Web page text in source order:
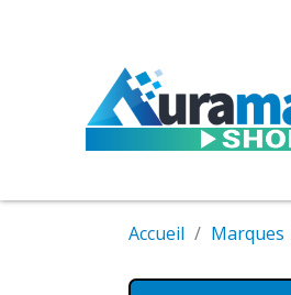
Accueil Marques